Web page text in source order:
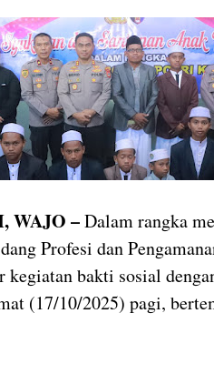
WAJO –Dalam rangka
Profesi dan
kegiatan bakti sosial
(17/10/2025) pagi,